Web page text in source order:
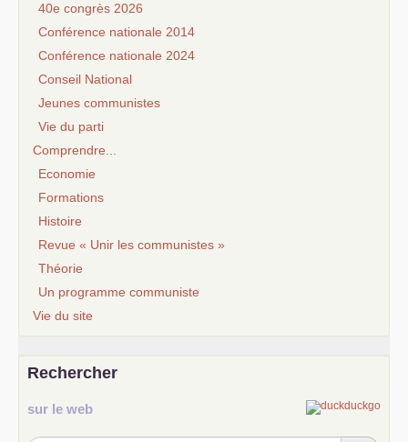
40e congrès 2026
Conférence nationale 2014
Conférence nationale 2024
Conseil National
Jeunes communistes
Vie du parti
Comprendre...
Economie
Formations
Histoire
Revue « Unir les communistes »
Théorie
Un programme communiste
Vie du site
Rechercher
sur le web